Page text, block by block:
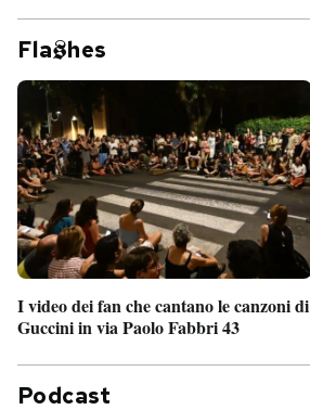
Fla hes
I video dei fan che cantano le canzoni di
Guccini in via Paolo Fabbri 43
Podcast